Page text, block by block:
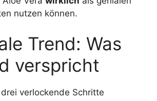
nutzen können.
Trend: Was
verspricht
verlockende Schritte